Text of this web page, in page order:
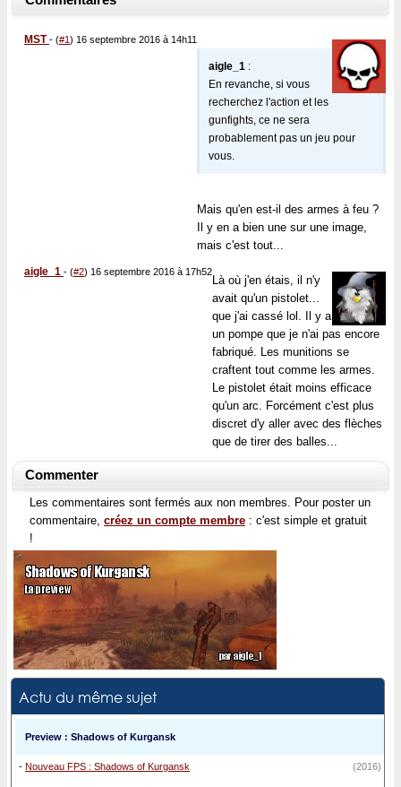
MST - (#1) 16 septembre 2016 à 14h11
aigle_1 :
En revanche, si vous
recherchez l'action et les
gunfights, ce ne sera
probablement pas un jeu pour
vous.
Mais qu'en est-il des armes à feu ?
Il y en a bien une sur une image,
mais c'est tout...
aigle_1 - (#2) 16 septembre 2016 à 17h52
Là où j'en étais, il n'y
avait qu'un pistolet...
que j'ai cassé lol. Il y a
un pompe que je n'ai pas encore
fabriqué. Les munitions se
craftent tout comme les armes.
Le pistolet était moins efficace
qu'un arc. Forcément c'est plus
discret d'y aller avec des flèches
que de tirer des balles...
Commenter
Les commentaires sont fermés aux non membres. Pour poster un
commentaire, créez un compte membre : c'est simple et gratuit
!
Actu du même sujet
Preview : Shadows of Kurgansk
- Nouveau FPS : Shadows of Kurgansk (2016)